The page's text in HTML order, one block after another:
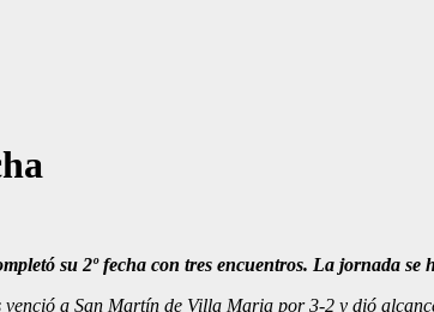
su 2º fecha con tres encuentros. La jornada
venció a San Martín de Villa Maria por 3-2 y dió